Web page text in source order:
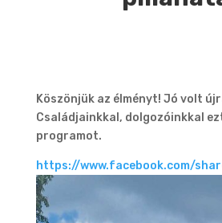
Köszönjük az élményt! Jó volt
Családjainkkal, dolgozóinkkal
programot.
https://www.facebook.com/